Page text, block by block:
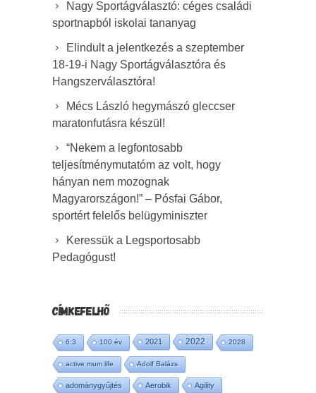
Nagy Sportágválasztó: céges családi
sportnapból iskolai tananyag
Elindult a jelentkezés a szeptember
18-19-i Nagy Sportágválasztóra és
Hangszerválasztóra!
Mécs László hegymászó gleccser
maratonfutásra készül!
“Nekem a legfontosabb
teljesítménymutatóm az volt, hogy
hányan nem mozognak
Magyarországon!” – Pósfai Gábor,
sportért felelős belügyminiszter
Keressük a Legsportosabb
Pedagógust!
CÍMKEFELHŐ
6:3 100 év 2021 2022 2028
active mum life Adolf Balázs
adománygyűjtés Aerobik Agility